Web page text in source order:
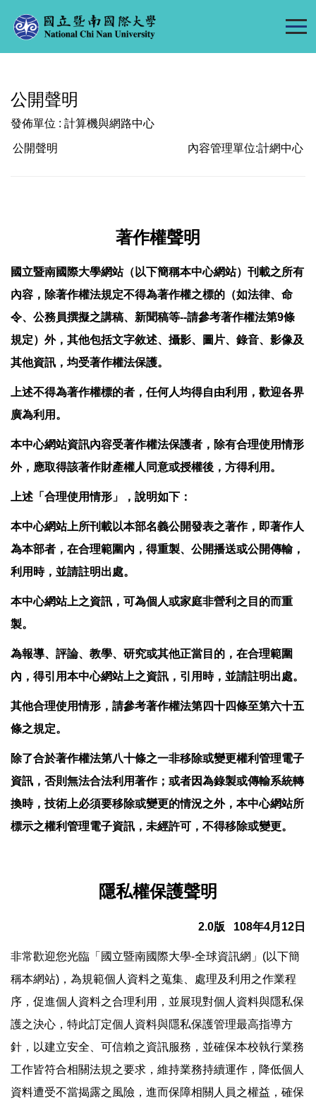
到
容
公開聲明
發佈單位 : 計算機與網路中心
公開聲明 內容管理單位:計網中心
著作權聲明
國立暨南國際大學網站（以下簡稱本中心網站）刊載之所有
內容，除著作權法規定不得為著作權之標的（如法律、命
令、公務員撰擬之講稿、新聞稿等--請參考著作權法第9條
規定）外，其他包括文字敘述、攝影、圖片、錄音、影像及
其他資訊，均受著作權法保護。
上述不得為著作權標的者，任何人均得自由利用，歡迎各界
廣為利用。
本中心網站資訊內容受著作權法保護者，除有合理使用情形
外，應取得該著作財產權人同意或授權後，方得利用。
上述「合理使用情形」，說明如下：
本中心網站上所刊載以本部名義公開發表之著作，即著作人
為本部者，在合理範圍內，得重製、公開播送或公開傳輸，
利用時，並請註明出處。
本中心網站上之資訊，可為個人或家庭非營利之目的而重
製。
為報導、評論、教學、研究或其他正當目的，在合理範圍
內，得引用本中心網站上之資訊，引用時，並請註明出處。
其他合理使用情形，請參考著作權法第四十四條至第六十五
條之規定。
除了合於著作權法第八十條之一非移除或變更權利管理電子
資訊，否則無法合法利用著作；或者因為錄製或傳輸系統轉
換時，技術上必須要移除或變更的情況之外，本中心網站所
標示之權利管理電子資訊，未經許可，不得移除或變更。
隱私權保護聲明
2.0版 108年4月 12 日
非常歡迎您光臨「國立暨南國際大學-全球資訊網」(以下簡
稱本網站)，為規範個人資料之蒐集、處理及利用之作業程
序，促進個人資料之合理利用，並展現對個人資料與隱私保
護之決心，特此訂定個人資料與隱私保護管理最高指導方
針，以建立安全、可信賴之資訊服務，並確保本校執行業務
工作皆符合相關法規之要求，維持業務持續運作，降低個人
資料遭受不當揭露之風險，進而保障相關人員之權益，確保